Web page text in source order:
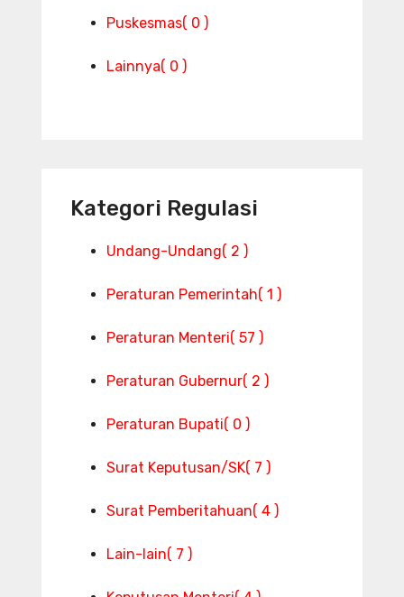
Puskesmas( 0 )
Lainnya( 0 )
Kategori Regulasi
Undang-Undang( 2 )
Peraturan Pemerintah( 1 )
Peraturan Menteri( 57 )
Peraturan Gubernur( 2 )
Peraturan Bupati( 0 )
Surat Keputusan/SK( 7 )
Surat Pemberitahuan( 4 )
Lain-lain( 7 )